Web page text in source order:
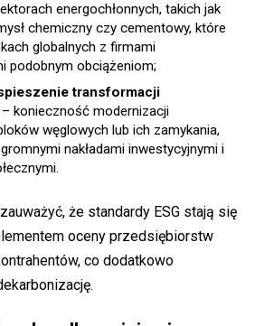
energochłonnych, takich jak
chemiczny czy cementowy, które
globalnych z firmami
podobnym obciążeniom;
transformacji
– konieczność modernizacji
węglowych lub ich zamykania,
nakładami inwestycyjnymi i
że standardy ESG stają się
oceny przedsiębiorstw
co dodatkowo